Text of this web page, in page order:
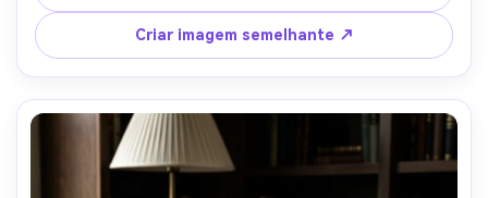
transparentes iluminadas pelo sol lançando sombras
suaves, tirado em Nikon Z8, 35mm, f/3.2, fotografia de
interiores de luz natural, brancos nítidos, detalhes
fotorealistas, composição arejada-AR 4:5
Criar imagem semelhante ↗